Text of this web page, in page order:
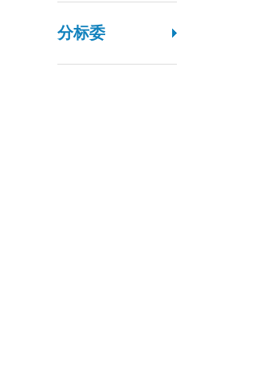
分标委